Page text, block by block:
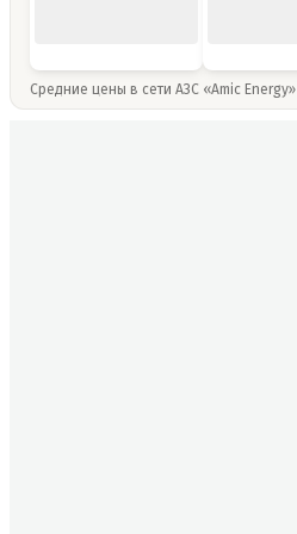
Средние цены в сети АЗС «Amic